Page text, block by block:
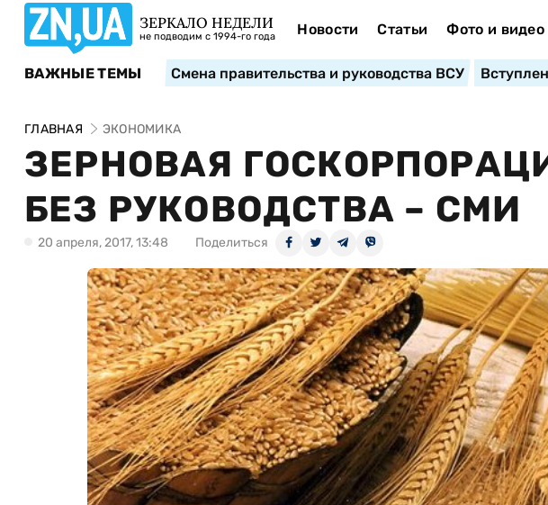
ЗЕРКАЛО НЕДЕЛИ
не подводим с 1994-го года Новости Статьи Фото и видео
ВАЖНЫЕ ТЕМЫ Смена правительства и руководства ВСУ
ГЛАВНАЯ ЭКОНОМИКА
ЗЕРНОВАЯ
БЕЗ РУКОВОДСТВА – СМИ
20 апреля, 2017, 13:48 Поделиться